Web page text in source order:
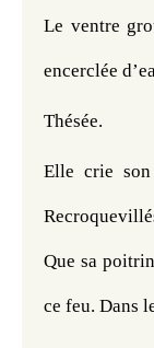
Le ventre
encerclée
Thésée.
Elle crie
Que sa
ce feu. Dans